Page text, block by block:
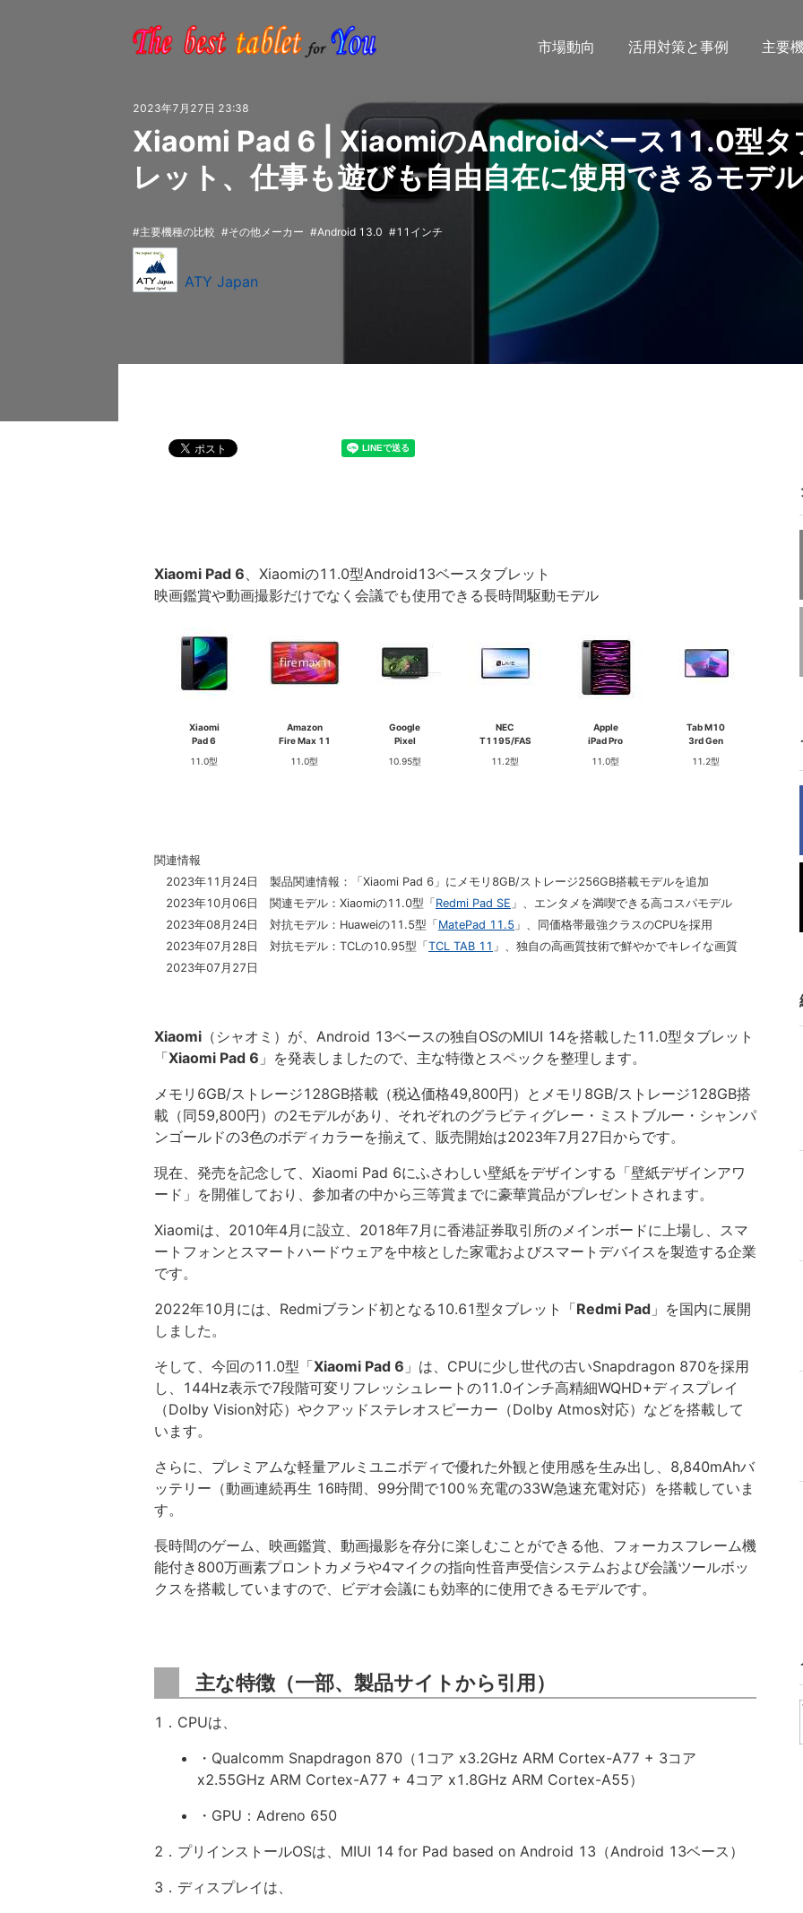
市場動向 活用対策と事例 主要
2023年7月27日 23:38
Xiaomi Pad 6 | XiaomiのAndroidベース11.0型タ
レット、仕事も遊びも自由自在に使用できるモデル
主要機種の比較 その他メーカー Android 13.0 11インチ
ATY Japan
Xiaomi Pad 6、Xiaomiの11.0型Android13ベースタブレット
映画鑑賞や動画撮影だけでなく会議でも使用できる長時間駆動モデル
Xiaomi
Pad 6
11.0型
Amazon
Fire Max 11
11.0型
Google
Pixel
10.95型
NEC
T1195/FAS
11.2型
Apple
iPad Pro
11.0型
Tab M10
3rd Gen
11.2型
関連情報
2023年11月24日 製品関連情報：「Xiaomi Pad 6」にメモリ8GB/ストレージ256GB搭載モデルを追加
2023年10月06日 関連モデル：Xiaomiの11.0型「 Redmi Pad SE 」、エンタメを満喫できる高コスパモデル
2023年08月24日 対抗モデル：Huaweiの11.5型「 MatePad 11.5 」、同価格帯最強クラスのCPUを採用
2023年07月28日 対抗モデル：TCLの10.95型「 TCL TAB 11 」、独自の高画質技術で鮮やかでキレイな画質
2023年07月27日
Xiaomi （シャオミ）が、Android 13ベースの独自OSのMIUI 14を搭載した11.0型タブレット
「Xiaomi Pad 6 」を発表しましたので、主な特徴とスペックを整理します。
メモリ6GB/ストレージ128GB搭載（税込価格49,800円）とメモリ8GB/ストレージ128GB搭
載（同59,800円）の2モデルがあり、それぞれのグラビティグレー・ミストブルー・シャンパ
ンゴールドの3色のボディカラーを揃えて、販売開始は2023年7月27日からです。
現在、発売を記念して、Xiaomi Pad 6にふさわしい壁紙をデザインする「壁紙デザインアワ
ード」を開催しており、参加者の中から三等賞までに豪華賞品がプレゼントされます。
Xiaomiは、2010年4月に設立、2018年7月に香港証券取引所のメインボードに上場し、スマ
ートフォンとスマートハードウェアを中核とした家電およびスマートデバイスを製造する企業
です。
2022年10月には、Redmiブランド初となる10.61型タブレット「Redmi Pad 」を国内に展開
しました。
そして、今回の11.0型「Xiaomi Pad 6 」は、CPUに少し世代の古いSnapdragon 870を採用
し、144Hz表示で7段階可変リフレッシュレートの11.0インチ高精細WQHD+ディスプレイ
（Dolby Vision対応）やクアッドステレオスピーカー（Dolby Atmos対応）などを搭載して
います。
さらに、プレミアムな軽量アルミユニボディで優れた外観と使用感を生み出し、8,840mAhバ
ッテリー（動画連続再生 16時間、99分間で100％充電の33W急速充電対応）を搭載していま
す。
長時間のゲーム、映画鑑賞、動画撮影を存分に楽しむことができる他、フォーカスフレーム機
能付き800万画素プロントカメラや4マイクの指向性音声受信システムおよび会議ツールボッ
クスを搭載していますので、ビデオ会議にも効率的に使用できるモデルです。
主な特徴（一部、製品サイトから引用）
1．CPUは、
・Qualcomm Snapdragon 870（1コア x3.2GHz ARM Cortex-A77 + 3コア
x2.55GHz ARM Cortex-A77 + 4コア x1.8GHz ARM Cortex-A55）
・GPU：Adreno 650
2．プリインストールOSは、MIUI 14 for Pad based on Android 13（Android 13ベース）
3．ディスプレイは、